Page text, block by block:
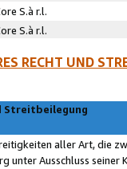
S.à r.l.
S.à r.l.
RECHT UND
Streitbeilegung
aller Art, die
unter Ausschluss